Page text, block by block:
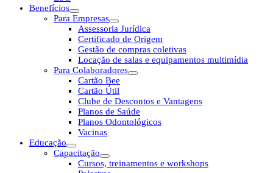
Benefícios
Para Empresas
Assessoria Jurídica
Certificado de Origem
Gestão de compras coletivas
Locação de salas e equipamentos multimídia
Para Colaboradores
Cartão Bee
Cartão Útil
Clube de Descontos e Vantagens
Planos de Saúde
Planos Odontológicos
Vacinas
Educação
Capacitação
Cursos, treinamentos e workshops